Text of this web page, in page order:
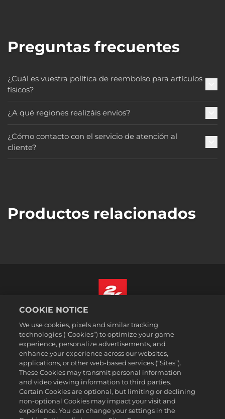
Preguntas frecuentes
¿Cuál es vuestra política de reembolso para artículos
físicos?
¿A qué regiones realizáis envíos?
¿Cómo contacto con el servicio de atención al
cliente?
Productos relacionados
Aviso legal
Política de privacidad
Política de cookies
Atención al cliente
No vender ni compartir mis datos personales
Búsqueda de pedidos y reembolsos
Socios publicitarios de 2K Ad
Español
COOKIE NOTICE
We use cookies, pixels and similar tracking
technologies (“Cookies”) to optimize your game
experience, personalize advertisements, and
enhance your experience across our websites,
applications, or other web-based services (“Sites”).
These Cookies may transmit personal information
and video viewing information to third parties.
Certain Cookies are optional, but limiting or declining
non-optional Cookies may impact your visit and
experience. You can change your settings in the